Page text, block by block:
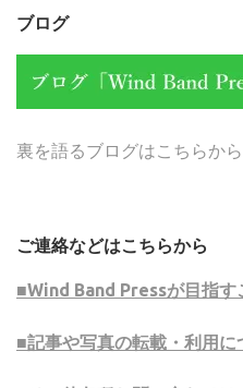
ブログ
裏を語るブログはこちらから
ご連絡などはこちらから
■Wind Band Pressが目指す
■記事や写真の転載・利用に